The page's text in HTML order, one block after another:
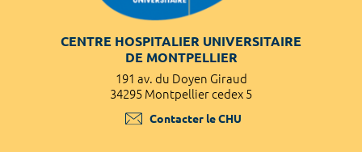
CENTRE HOSPITALIER UNIVERSITAIRE
DE MONTPELLIER
191 av. du Doyen Giraud
34295 Montpellier cedex 5
Contacter le CHU